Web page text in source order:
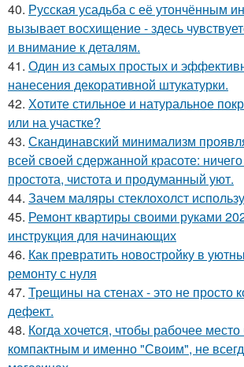
40. Русская усадьба с её утончённым
вызывает восхищение - здесь
и внимание к деталям.
41. Один из самых простых и
нанесения декоративной штукатурки.
42. Хотите стильное и натуральное
или на участке?
43. Скандинавский минимализм
всей своей сдержанной красоте:
простота, чистота и продуманный уют.
44. Зачем маляры стеклохолст
45. Ремонт квартиры своими руками
инструкция для начинающих
46. Как превратить новостройку в
ремонту с нуля
47. Трещины на стенах - это не просто
дефект.
48. Когда хочется, чтобы рабочее
компактным и именно "Своим", не